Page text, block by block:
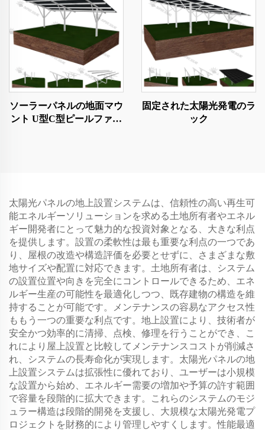
ソーラーパネルの地面マウ
ント U型C型ピールファウ
固定された太陽光発電のラ
ック
太陽光パネルの地上設置システムは、信頼性の高い再生可
能エネルギーソリューションを求める土地所有者やエネル
ギー開発者にとって魅力的な投資対象となる、大きな利点
を提供します。設置の柔軟性は最も重要な利点の一つであ
り、屋根の改造や構造評価を必要とせずに、さまざまな敷
地サイズや配置に対応できます。土地所有者は、システム
の設置位置や向きを完全にコントロールできるため、エネ
ルギー生産の可能性を最適化しつつ、既存建物の構造を維
持することが可能です。メンテナンスの容易なアクセス性
ももう一つの重要な利点です。地上設置により、技術者が
安全かつ効率的に清掃、点検、修理を行うことができ、こ
れにより屋上設置と比較してメンテナンスコストが削減さ
れ、システムの長寿命化が実現します。太陽光パネルの地
上設置システムは拡張性に優れており、ユーザーは小規模
な設置から始め、エネルギー需要の増加や予算の許す範囲
で容量を段階的に拡大できます。これらのシステムのモジ
ュラー構造は段階的開発を支援し、大規模な太陽光発電プ
ロジェクトを財務的により管理しやすくします。性能最適